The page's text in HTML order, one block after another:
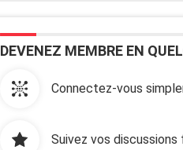
DEVENEZ MEMBRE EN
Connectez-vous
Suivez vos